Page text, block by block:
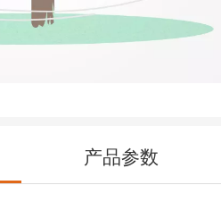
5岁的孩童
产品参数